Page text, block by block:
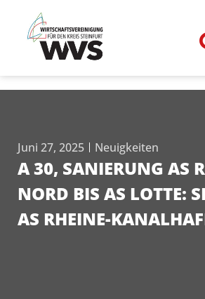
Juni 27, 2025 Neuigkeiten
A 30, SANIERUNG AS
NORD BIS AS LOTTE:
AS RHEINE-